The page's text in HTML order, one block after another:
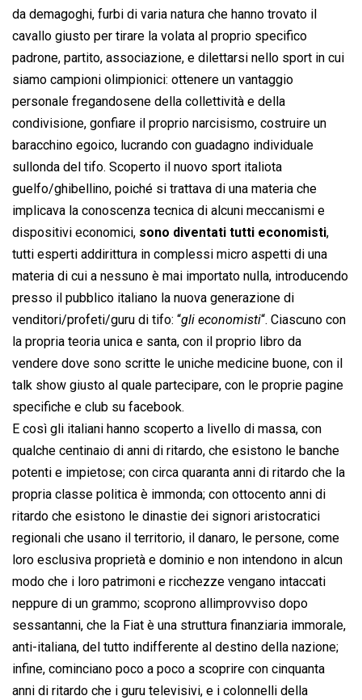
da demagoghi, furbi di varia natura che hanno trovato il
cavallo giusto per tirare la volata al proprio specifico
padrone, partito, associazione, e dilettarsi nello sport in cui
siamo campioni olimpionici: ottenere un vantaggio
personale fregandosene della collettività e della
condivisione, gonfiare il proprio narcisismo, costruire un
baracchino egoico, lucrando con guadagno individuale
sullonda del tifo. Scoperto il nuovo sport italiota
guelfo/ghibellino, poiché si trattava di una materia che
implicava la conoscenza tecnica di alcuni meccanismi e
dispositivi economici, sono diventati tutti economisti,
tutti esperti addirittura in complessi micro aspetti di una
materia di cui a nessuno è mai importato nulla, introducendo
presso il pubblico italiano la nuova generazione di
venditori/profeti/guru di tifo: “gli economisti“. Ciascuno con
la propria teoria unica e santa, con il proprio libro da
vendere dove sono scritte le uniche medicine buone, con il
talk show giusto al quale partecipare, con le proprie pagine
specifiche e club su facebook.
E così gli italiani hanno scoperto a livello di massa, con
qualche centinaio di anni di ritardo, che esistono le banche
potenti e impietose; con circa quaranta anni di ritardo che la
propria classe politica è immonda; con ottocento anni di
ritardo che esistono le dinastie dei signori aristocratici
regionali che usano il territorio, il danaro, le persone, come
loro esclusiva proprietà e dominio e non intendono in alcun
modo che i loro patrimoni e ricchezze vengano intaccati
neppure di un grammo; scoprono allimprovviso dopo
sessantanni, che la Fiat è una struttura finanziaria immorale,
anti-italiana, del tutto indifferente al destino della nazione;
infine, cominciano poco a poco a scoprire con cinquanta
anni di ritardo che i guru televisivi, e i colonnelli della